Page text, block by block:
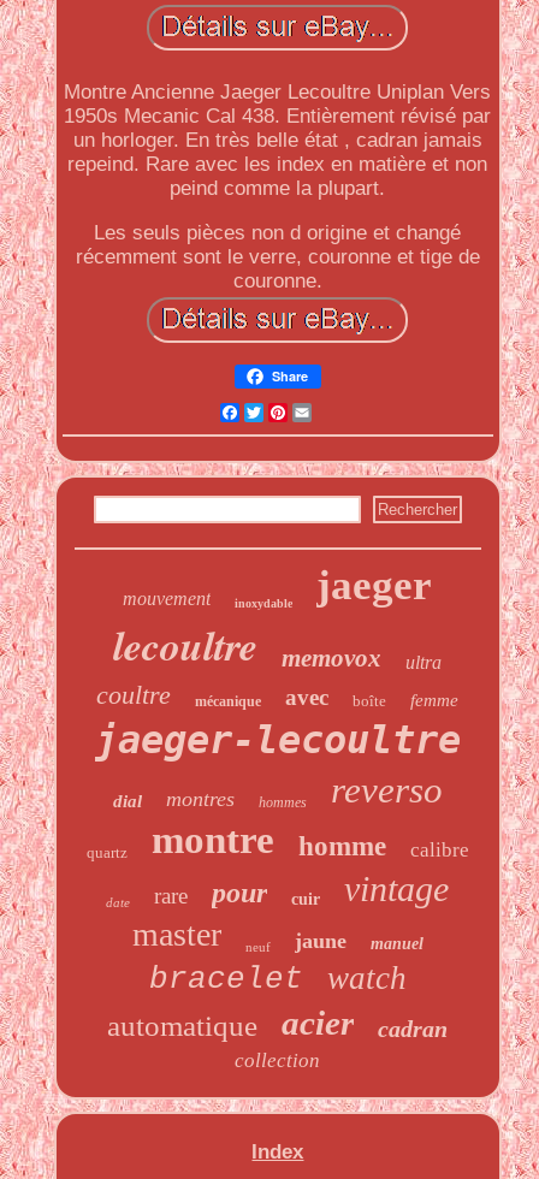
Montre Ancienne Jaeger Lecoultre Uniplan Vers
1950s Mecanic Cal 438. Entièrement révisé par
un horloger. En très belle état , cadran jamais
repeind. Rare avec les index en matière et non
peind comme la plupart.
Les seuls pièces non d origine et changé
récemment sont le verre, couronne et tige de
couronne.
Share
Facebook
Twitter
Pinterest
Email
mouvement inoxydable jaeger
lecoultre memovox ultra
coultre mécanique avec boîte femme
jaeger-lecoultre
dial montres hommes reverso
quartz montre homme calibre
date rare pour cuir vintage
master neuf jaune manuel
bracelet watch
automatique acier cadran
collection
Index